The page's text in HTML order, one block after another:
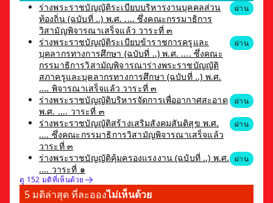
ร่างพระราชบัญญัติระเบียบบริหารงานบุคคลส่วน
ท้องถิ่น (ฉบับที่ ..) พ.ศ. .... ซึ่งคณะกรรมาธิการ
วิสามัญพิจารณาเสร็จแล้ว วาระที่ ๓
ผ่าน
ร่างพระราชบัญญัติระเบียบข้าราชการครูและ
บุคลากรทางการศึกษา (ฉบับที่ ..) พ.ศ. .... ซึ่งคณะ
กรรมาธิการวิสามัญพิจารณาร่างพระราชบัญญัติ
สภาครูและบุคลากรทางการศึกษา (ฉบับที่ ..) พ.ศ.
.... พิจารณาเสร็จแล้ว วาระที่ ๓
ผ่าน
ร่างพระราชบัญญัติบริหารจัดการเพื่ออากาศสะอาด
พ.ศ. .... วาระที่ ๓
ผ่าน
ร่างพระราชบัญญัติสร้างเสริมสังคมสันติสุข พ.ศ.
.... ซึ่งคณะกรรมาธิการวิสามัญพิจารณาเสร็จแล้ว
วาระที่ ๓
ผ่าน
ร่างพระราชบัญญัติคุ้มครองแรงงาน (ฉบับที่ ..) พ.ศ.
.... วาระที่ ๑
ผ่าน
ดู 152 มติที่เห็นด้วย
5 มติล่าสุด ที่ละอองไม่เห็นด้วย